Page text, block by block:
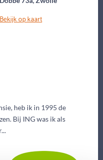
Bekijk op kaart
heb ik in 1995 de
Bij ING was ik als